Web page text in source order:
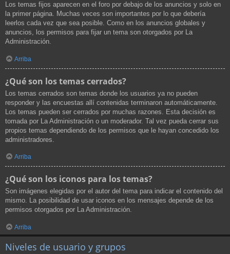
Los temas fijos aparecen en el foro por debajo de los anuncios y solo en
la primer página. Muchas veces son importantes por lo que debería
leerlos cada vez que sea posible. Como en los anuncios globales y
anuncios, los permisos para fijar un tema son otorgados por La
Administración.
Arriba
¿Qué son los temas cerrados?
Los temas cerrados son temas donde los usuarios ya no pueden
responder y las encuestas allí contenidas terminaron automáticamente.
Los temas pueden ser cerrados por muchas razones. Esta decisión es
tomada por La Administración o un moderador. Tal vez pueda cerrar sus
propios temas dependiendo de los permisos que le hayan concedido los
administradores.
Arriba
¿Qué son los iconos para los temas?
Son imágenes elegidas por el autor del tema para indicar el contenido del
mismo. La posibilidad de usar iconos en los mensajes depende de los
permisos otorgados por La Administración.
Arriba
Niveles de usuario y grupos